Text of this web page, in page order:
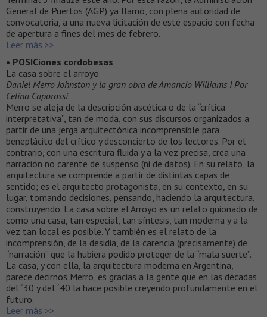
General de Puertos (AGP) ya llamó, con plena autoridad de
convocatoria, a una nueva licitación de este espacio con fecha
de apertura a fines del mes de febrero.
Leer más >>
• POSICiones cordobesas
La casa sobre el arroyo
Daniel Merro Johnston y la gran obra de Amancio Williams I Por
Celina Caporossi
Merro se aleja de la descripción ascética o de la “crítica
interpretativa”, tan de moda, con sus discursos organizados a
partir de una jerga arquitectónica incomprensible para
beneplácito del crítico y desconcierto de los lectores. Por el
contrario, con una escritura fluida y a la vez precisa, crea una
narración no carente de suspenso (ni de datos). En su relato, la
arquitectura se comprende a partir de distintas capas de
sentido; es el arquitecto protagonista, en su contexto, en su
lugar, tomando decisiones, pensando, haciendo la arquitectura,
construyendo. La casa sobre el Arroyo es un relato guionado de
como una casa, tan especial, tan síntesis, tan moderna y a la
vez tan local es posible. Y también es el relato de la
incomprensión, de la desidia, de la carencia (precisamente) de
“narración” que la hubiera podido proteger de la “mala suerte”.
La casa, y con ella, la arquitectura moderna en Argentina,
parece decirnos Merro, es gracias a la gente que en las décadas
del ´30 y del ´40 la hace posible creyendo profundamente en el
futuro.
Leer más >>